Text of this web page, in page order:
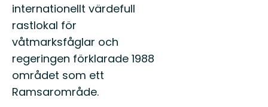
internationellt värdefull
rastlokal för
våtmarksfåglar och
regeringen förklarade 1988
området som ett
Ramsarområde.